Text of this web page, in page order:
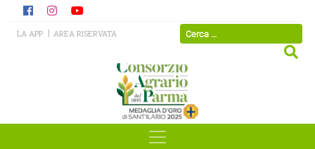
LA APP AREA RISERVATA